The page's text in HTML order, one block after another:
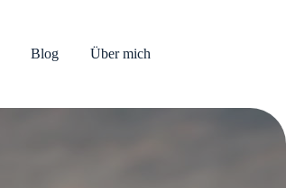
Blog Über mich